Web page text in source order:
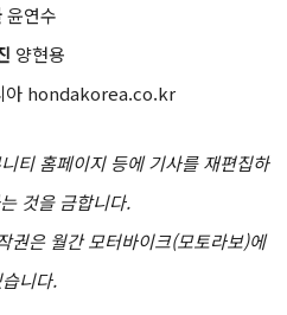
윤연수
양현용
아 hondakorea.co.kr
티 홈페이지 등에 기사를 재편집하
것을 금합니다.
권은 월간 모터바이크(모토라보)에
습니다.